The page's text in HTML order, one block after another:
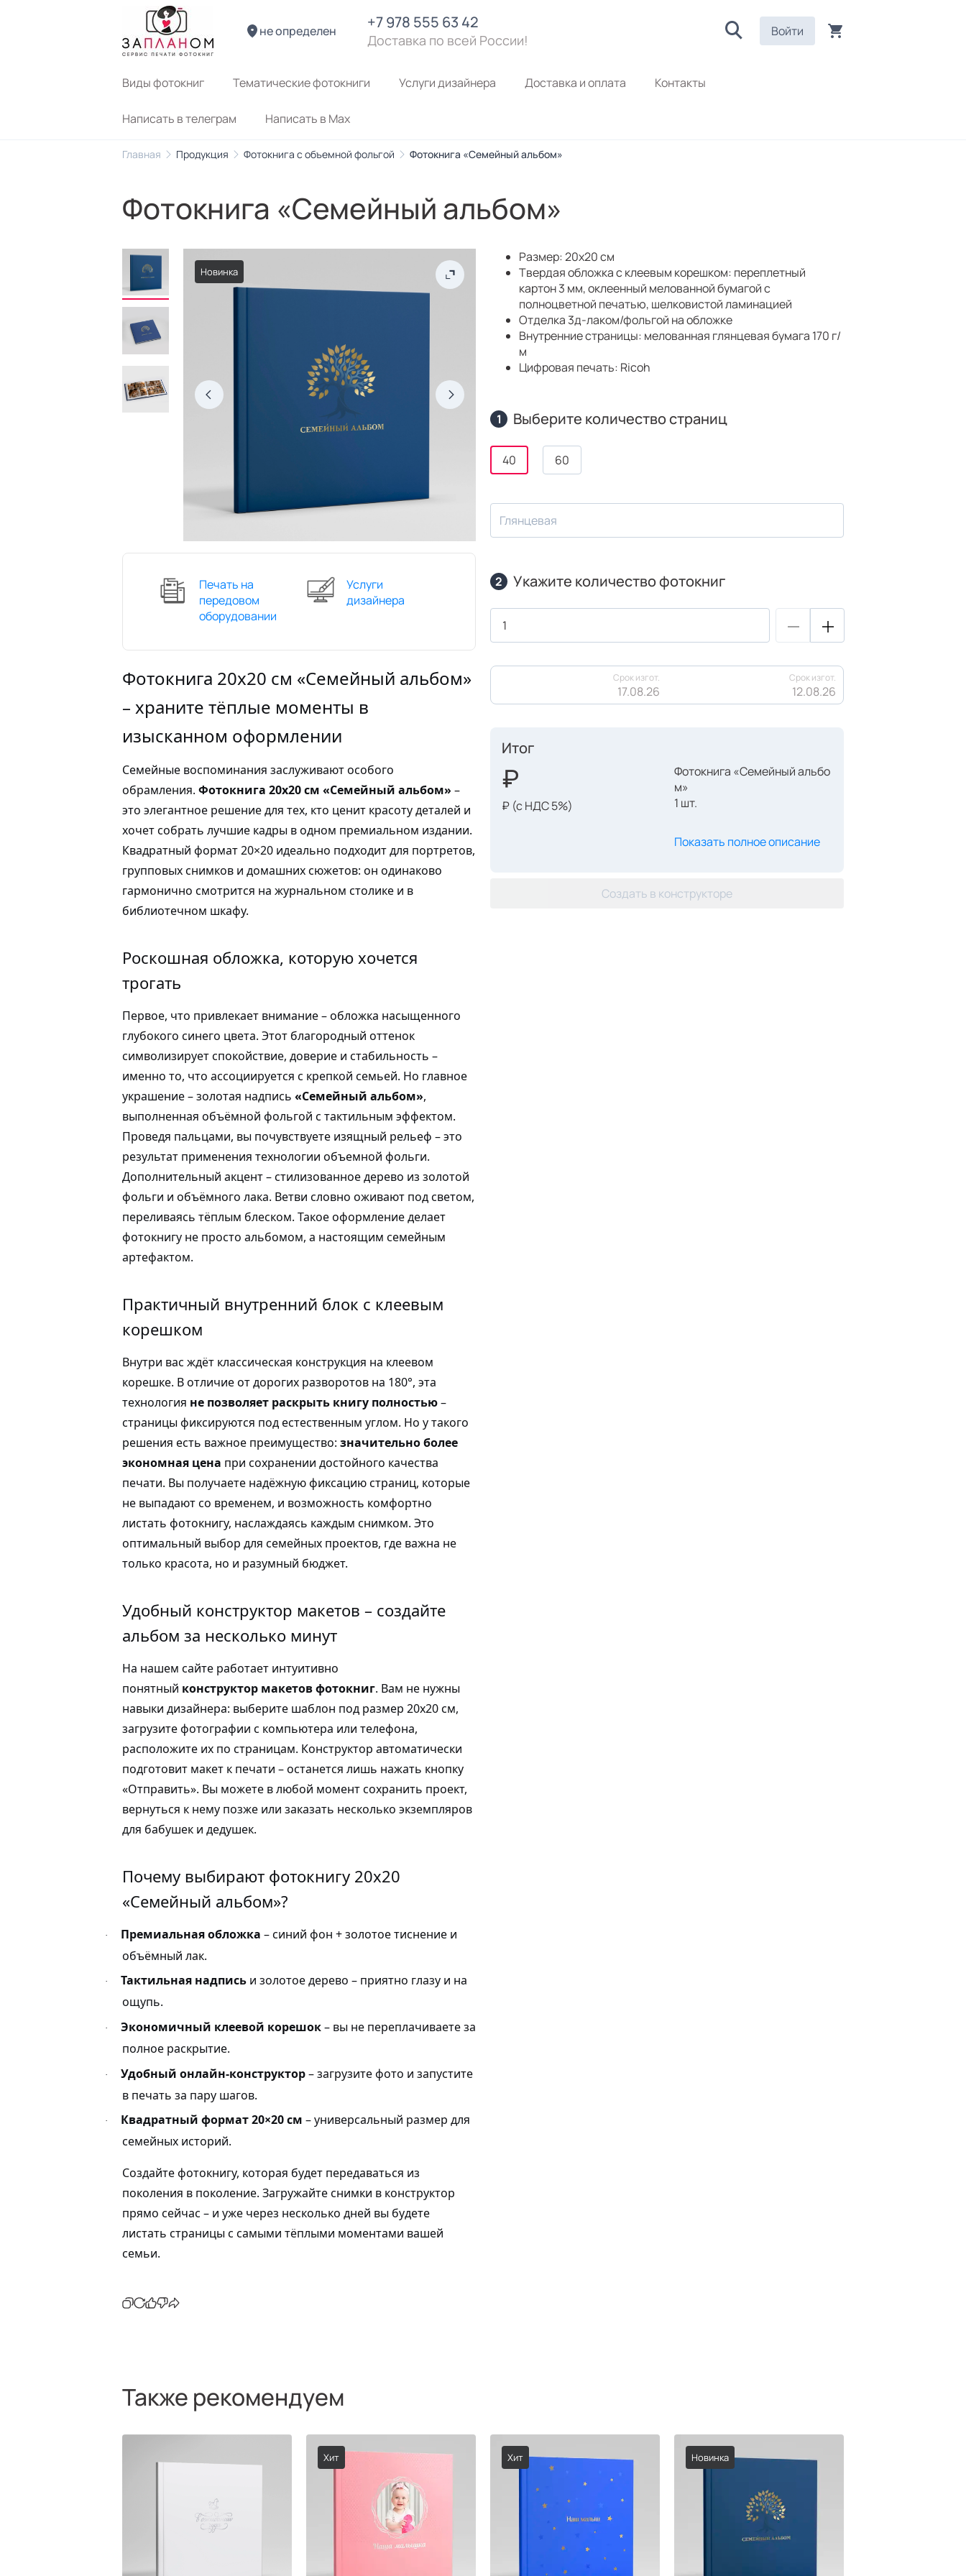
не определен +7 978 555 63 42
Доставка по всей России!
Войти
Виды фотокниг Тематические фотокниги Услуги дизайнера Доставка и оплата Контакты
Написать в телеграм Написать в Max
Главная Продукция Фотокнига с объемной фольгой Фотокнига «Семейный альбом»
Фотокнига «Семейный альбом»
Новинка
Печать на
передовом
оборудовании
Услуги
дизайнера
Фотокнига 20х20 см «Семейный альбом»
– храните тёплые моменты в
изысканном оформлении
Семейные воспоминания заслуживают особого
обрамления. Фотокнига 20х20 см «Семейный альбом» –
это элегантное решение для тех, кто ценит красоту деталей и
хочет собрать лучшие кадры в одном премиальном издании.
Квадратный формат 20×20 идеально подходит для портретов,
групповых снимков и домашних сюжетов: он одинаково
гармонично смотрится на журнальном столике и в
библиотечном шкафу.
Роскошная обложка, которую хочется
трогать
Первое, что привлекает внимание – обложка насыщенного
глубокого синего цвета. Этот благородный оттенок
символизирует спокойствие, доверие и стабильность –
именно то, что ассоциируется с крепкой семьей. Но главное
украшение – золотая надпись «Семейный альбом»,
выполненная объёмной фольгой с тактильным эффектом.
Проведя пальцами, вы почувствуете изящный рельеф – это
результат применения технологии объемной фольги.
Дополнительный акцент – стилизованное дерево из золотой
фольги и объёмного лака. Ветви словно оживают под светом,
переливаясь тёплым блеском. Такое оформление делает
фотокнигу не просто альбомом, а настоящим семейным
артефактом.
Практичный внутренний блок с клеевым
корешком
Внутри вас ждёт классическая конструкция на клеевом
корешке. В отличие от дорогих разворотов на 180°, эта
технология не позволяет раскрыть книгу полностью–
страницы фиксируются под естественным углом. Но у такого
решения есть важное преимущество: значительно более
экономная цена при сохранении достойного качества
печати. Вы получаете надёжную фиксацию страниц, которые
не выпадают со временем, и возможность комфортно
листать фотокнигу, наслаждаясь каждым снимком. Это
оптимальный выбор для семейных проектов, где важна не
только красота, но и разумный бюджет.
Удобный конструктор макетов – создайте
альбом за несколько минут
На нашем сайте работает интуитивно
понятный конструктор макетов фотокниг. Вам не нужны
навыки дизайнера: выберите шаблон под размер 20х20 см,
загрузите фотографии с компьютера или телефона,
расположите их по страницам. Конструктор автоматически
подготовит макет к печати – останется лишь нажать кнопку
«Отправить». Вы можете в любой момент сохранить проект,
вернуться к нему позже или заказать несколько экземпляров
для бабушек и дедушек.
Почему выбирают фотокнигу 20х20
«Семейный альбом»?
· Премиальная обложка – синий фон + золотое тиснение и
объёмный лак.
· Тактильная надпись и золотое дерево – приятно глазу и на
ощупь.
· Экономичный клеевой корешок– вы не переплачиваете за
полное раскрытие.
· Удобный онлайн-конструктор– загрузите фото и запустите
в печать за пару шагов.
· Квадратный формат 20×20 см – универсальный размер для
семейных историй.
Создайте фотокнигу, которая будет передаваться из
поколения в поколение. Загружайте снимки в конструктор
прямо сейчас – и уже через несколько дней вы будете
листать страницы с самыми тёплыми моментами вашей
семьи.
Размер: 20х20 см
Твердая обложка с клеевым корешком: переплетный
картон 3 мм, оклеенный мелованной бумагой с
полноцветной печатью, шелковистой ламинацией
Отделка 3д-лаком/фольгой на обложке
Внутренние страницы: мелованная глянцевая бумага 170 г/
м
Цифровая печать: Ricoh
1 Выберите количество страниц
40 60
Глянцевая
2 Укажите количество фотокниг
Срок изгот.
17.08.26
Срок изгот.
12.08.26
Итог
₽ (с НДС 5%)
Фотокнига «Семейный альбо
м»
1 шт.
Показать полное описание
Создать в конструкторе
Также рекомендуем
Хит Хит Новинка